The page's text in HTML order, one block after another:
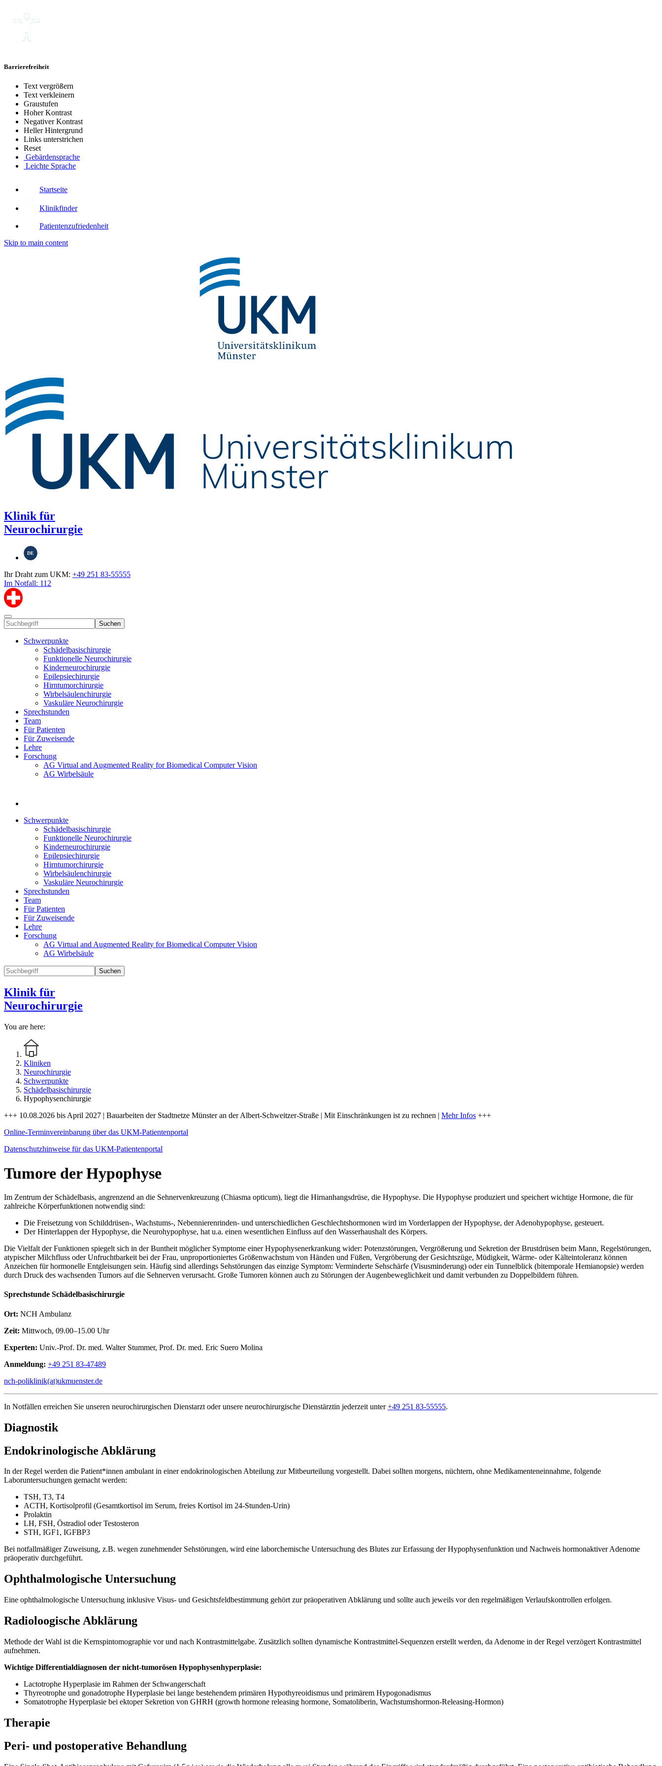
Barrierefreiheit
Text vergrößern
Text verkleinern
Graustufen
Hoher Kontrast
Negativer Kontrast
Heller Hintergrund
Links unterstrichen
Reset
Gebärdensprache
Leichte Sprache
Startseite
Klinikfinder
Patientenzufriedenheit
Skip to main content
Klinik für
Neurochirurgie
DE
Ihr Draht zum UKM: +49 251 83-55555
Im Notfall: 112
Suchen
Schwerpunkte
Schädelbasischirurgie
Funktionelle Neurochirurgie
Kinderneurochirurgie
Epilepsiechirurgie
Hirntumorchirurgie
Wirbelsäulenchirurgie
Vaskuläre Neurochirurgie
Sprechstunden
Team
Für Patienten
Für Zuweisende
Lehre
Forschung
AG Virtual and Augmented Reality for Biomedical Computer Vision
AG Wirbelsäule
Schwerpunkte
Schädelbasischirurgie
Funktionelle Neurochirurgie
Kinderneurochirurgie
Epilepsiechirurgie
Hirntumorchirurgie
Wirbelsäulenchirurgie
Vaskuläre Neurochirurgie
Sprechstunden
Team
Für Patienten
Für Zuweisende
Lehre
Forschung
AG Virtual and Augmented Reality for Biomedical Computer Vision
AG Wirbelsäule
Suchen
Klinik für
Neurochirurgie
You are here:
Kliniken
Neurochirurgie
Schwerpunkte
Schädelbasischirurgie
Hypophysenchirurgie
+++ 10.08.2026 bis April 2027 | Bauarbeiten der Stadtnetze Münster an der Albert-Schweitzer-Straße | Mit Einschränkungen ist zu rechnen | Mehr Infos +++
Online-Terminvereinbarung über das UKM-Patientenportal
Datenschutzhinweise für das UKM-Patientenportal
Tumore der Hypophyse
Im Zentrum der Schädelbasis, angrenzend an die Sehnervenkreuzung (Chiasma opticum), liegt die Hirnanhangsdrüse, die Hypophyse. Die Hypophyse produziert und speichert wichtige Hormone, die für
zahlreiche Körperfunktionen notwendig sind:
Die Freisetzung von Schilddrüsen-, Wachstums-, Nebennierenrinden- und unterschiedlichen Geschlechtshormonen wird im Vorderlappen der Hypophyse, der Adenohypophyse, gesteuert.
Der Hinterlappen der Hypophyse, die Neurohypophyse, hat u.a. einen wesentlichen Einfluss auf den Wasserhaushalt des Körpers.
Die Vielfalt der Funktionen spiegelt sich in der Buntheit möglicher Symptome einer Hypophysenerkrankung wider: Potenzstörungen, Vergrößerung und Sekretion der Brustdrüsen beim Mann, Regelstörungen,
atypischer Milchfluss oder Unfruchtbarkeit bei der Frau, unproportioniertes Größenwachstum von Händen und Füßen, Vergröberung der Gesichtszüge, Müdigkeit, Wärme- oder Kälteintoleranz können
Anzeichen für hormonelle Entgleisungen sein. Häufig sind allerdings Sehstörungen das einzige Symptom: Verminderte Sehschärfe (Visusminderung) oder ein Tunnelblick (bitemporale Hemianopsie) werden
durch Druck des wachsenden Tumors auf die Sehnerven verursacht. Große Tumoren können auch zu Störungen der Augenbeweglichkeit und damit verbunden zu Doppelbildern führen.
Sprechstunde Schädelbasischirurgie
Ort: NCH Ambulanz
Zeit: Mittwoch, 09.00–15.00 Uhr
Experten: Univ.-Prof. Dr. med. Walter Stummer, Prof. Dr. med. Eric Suero Molina
Anmeldung: +49 251 83-47489
nch-poliklinik(at)ukmuenster.de
In Notfällen erreichen Sie unseren neurochirurgischen Dienstarzt oder unsere neurochirurgische Dienstärztin jederzeit unter+49 251 83-55555.
Diagnostik
Endokrinologische Abklärung
In der Regel werden die Patient*innen ambulant in einer endokrinologischen Abteilung zur Mitbeurteilung vorgestellt. Dabei sollten morgens, nüchtern, ohne Medikamenteneinnahme, folgende
Laboruntersuchungen gemacht werden:
TSH, T3, T4
ACTH, Kortisolprofil (Gesamtkortisol im Serum, freies Kortisol im 24-Stunden-Urin)
Prolaktin
LH, FSH, Östradiol oder Testosteron
STH, IGF1, IGFBP3
Bei notfallmäßiger Zuweisung, z.B. wegen zunehmender Sehstörungen, wird eine laborchemische Untersuchung des Blutes zur Erfassung der Hypophysenfunktion und Nachweis hormonaktiver Adenome
präoperativ durchgeführt.
Ophthalmologische Untersuchung
Eine ophthalmologische Untersuchung inklusive Visus- und Gesichtsfeldbestimmung gehört zur präoperativen Abklärung und sollte auch jeweils vor den regelmäßigen Verlaufskontrollen erfolgen.
Radioloogische Abklärung
Methode der Wahl ist die Kernspintomographie vor und nach Kontrastmittelgabe. Zusätzlich sollten dynamische Kontrastmittel-Sequenzen erstellt werden, da Adenome in der Regel verzögert Kontrastmittel
aufnehmen.
Wichtige Differentialdiagnosen der nicht-tumorösen Hypophysenhyperplasie:
Lactotrophe Hyperplasie im Rahmen der Schwangerschaft
Thyreotrophe und gonadotrophe Hyperplasie bei lange bestehendem primären Hypothyreoidismus und primärem Hypogonadismus
Somatotrophe Hyperplasie bei ektoper Sekretion von GHRH (growth hormone releasing hormone, Somatoliberin, Wachstumshormon-Releasing-Hormon)
Therapie
Peri- und postoperative Behandlung